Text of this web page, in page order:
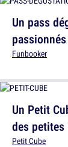
Un Petit
des
Petit Cube
Un pass
Funbooker